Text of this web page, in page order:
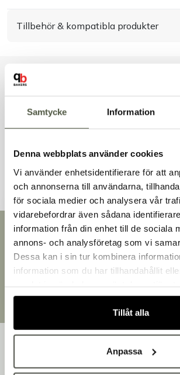
Samtycke Information
Denna webbplats använder cookies
Vi använder enhetsidentifierare för att
och annonserna till användarna,
för sociala medier och analysera vår
vidarebefordrar även sådana
information från din enhet till de sociala
annons- och analysföretag som vi
Dessa kan i sin tur kombinera
information som du har tillhandahållit
Tillåt alla
Anpassa
Om Bakers
Kontakt
Tillbehör & kompatibla produkter
Liknande produkter
Andra kunder tittade även på
Snabb leverans
Leverans inom 3-5 arbetsdagar.
Brett sortiment
Över 30 000 produkter
Egen produktion
Välkommen till
Handlar du som företag eller
Fortsätt som